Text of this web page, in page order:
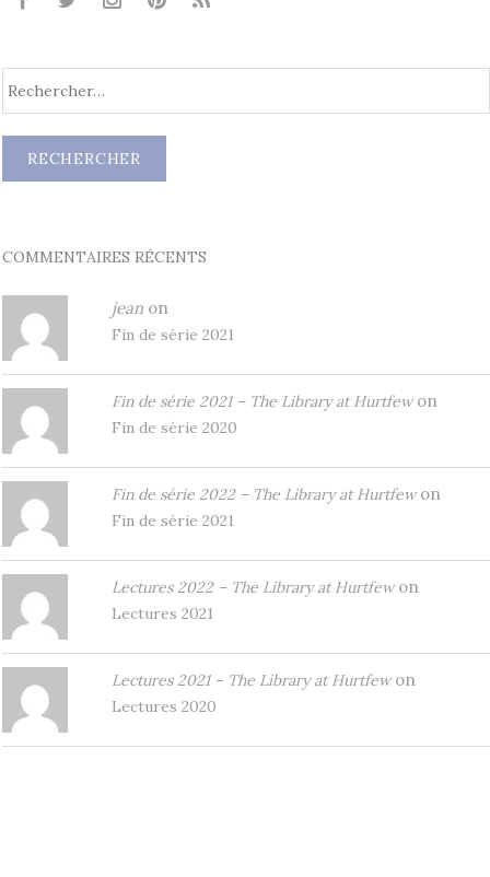
COMMENTAIRES RÉCENTS
jean on
Fin de série 2021
Fin de série 2021 – The Library at Hurtfewon
Fin de série 2020
Fin de série 2022 – The Library at Hurtfewon
Fin de série 2021
Lectures 2022 – The Library at Hurtfewon
Lectures 2021
Lectures 2021 – The Library at Hurtfewon
Lectures 2020